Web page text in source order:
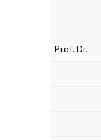
Prof. Dr.